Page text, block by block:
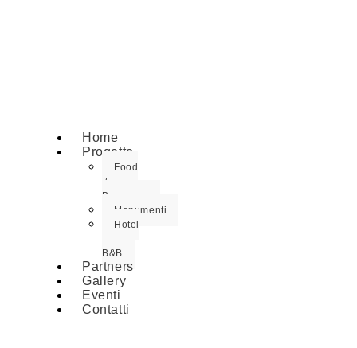
Home
Progetto
Food
&
Beverage
Monumenti
Hotel
B&B
Partners
Gallery
Eventi
Contatti